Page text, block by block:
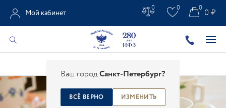
Ваш городСанкт-Петербург?
ВСЁ ВЕРНО ИЗМЕНИТЬ
Мой кабинет
0 0 0 ₽
0